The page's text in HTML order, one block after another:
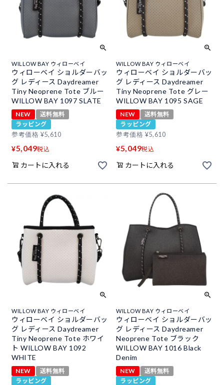
WILLOW BAY ウィローベイ
ウィローベイ ショルダーバッ
グ レディース Daydreamer
Tiny Neoprene Tote ブルー
WILLOW BAY 1097 SLATE
NEW
送料無料
ラッピング
参考価格 ¥5,610
¥5,049税込
カートに入れる
WILLOW BAY ウィローベイ
ウィローベイ ショルダーバッ
グ レディース Daydreamer
Tiny Neoprene Tote グレー
WILLOW BAY 1095 SAGE
NEW
送料無料
ラッピング
参考価格 ¥5,610
¥5,049税込
カートに入れる
WILLOW BAY ウィローベイ
ウィローベイ ショルダーバッ
グ レディース Daydreamer
Tiny Neoprene Tote ホワイ
ト WILLOW BAY 1092
WHITE
NEW
送料無料
ラッピング
WILLOW BAY ウィローベイ
ウィローベイ ショルダーバッ
グ レディース Daydreamer
Neoprene Tote ブラック
WILLOW BAY 1016 Black
Denim
NEW
送料無料
ラッピング